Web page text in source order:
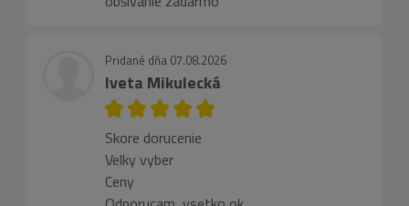
Pridané dňa 07.08.2026
Iveta Mikulecká
Skore dorucenie
Velky vyber
Ceny